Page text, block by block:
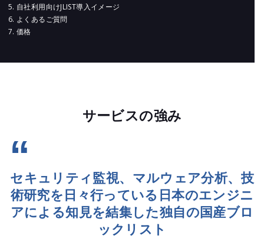
自社利用向けJLIST導入イメージ
よくあるご質問
価格
サービスの強み
セキュリティ監視、マルウェア分析、技
術研究を日々行っている 日本のエンジニ
アによる知見を結集した独自の国産ブロ
ックリスト